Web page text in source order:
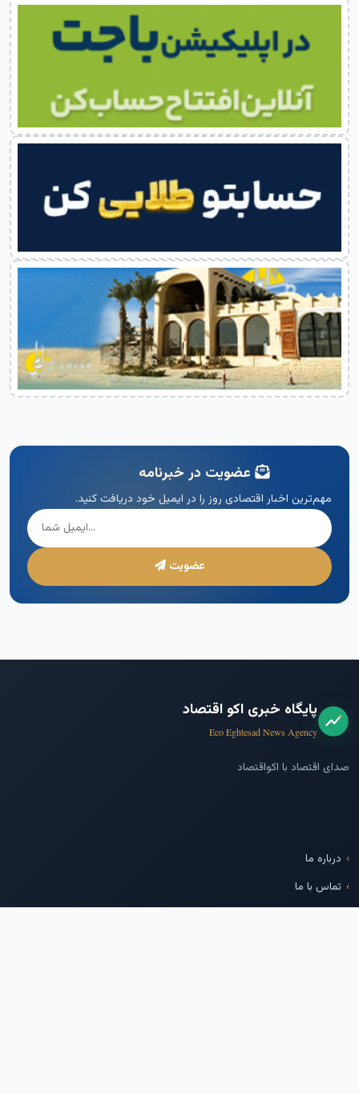
عضویت در خبرنامه
مهم‌ترین اخبار اقتصادی روز را در ایمیل خود دریافت کنید.
عضویت
پایگاه خبری اکو اقتصاد
Eco Eghtesad News Agency
صدای اقتصاد با اکواقتصاد
درباره ما
تماس با ما